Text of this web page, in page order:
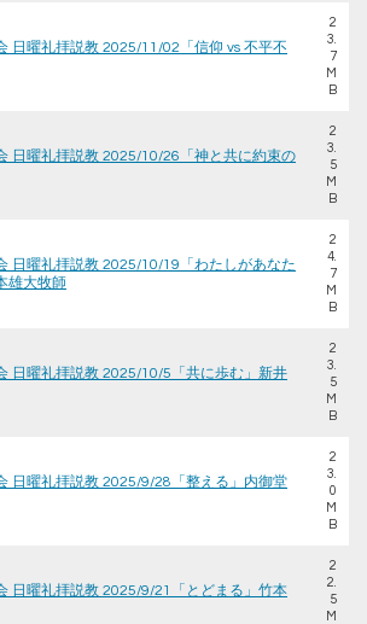
日曜礼拝説教 2025/11/02「信仰 vs 不平不
2
3.
7
M
B
日曜礼拝説教 2025/10/26「神と共に約束の
2
3.
5
M
B
日曜礼拝説教 2025/10/19「わたしがあなた
雄大牧師
2
4.
7
M
B
日曜礼拝説教 2025/10/5「共に歩む」新井
2
3.
5
M
B
日曜礼拝説教 2025/9/28「整える」内御堂
2
3.
0
M
B
日曜礼拝説教 2025/9/21「とどまる」竹本
2
2.
5
M